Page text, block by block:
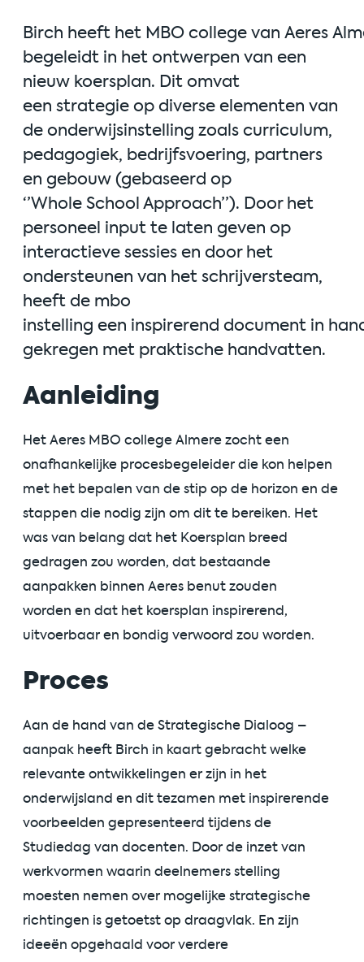
Birch heeft het MBOcollegevan Aeres
begeleidt in het ontwerpen van een
nieuw koersplan. Dit omvat
een strategieop diverse elementen van
de onderwijsinstelling zoals curriculum,
pedagogiek, bedrijfsvoering, partners
en gebouw (gebaseerd op
‘’WholeSchool Approach’’). Door het
personeel input te laten geven op
interactieve sessies en door het
ondersteunen van het schrijversteam,
heeft de mbo
instelling een inspirerend document in
gekregen met praktische handvatten.
Aanleiding
HetAeres MBO college Almere zocht een
onafhankelijke procesbegeleider die kon helpen
met het bepalen van de stip op de horizon en de
stappen die nodig zijn om dit te bereiken. Het
was van belang dat het Koersplan breed
gedragen zou worden, dat bestaande
aanpakken binnen Aeres benut zouden
worden en dat het koersplan inspirerend,
uitvoerbaar en bondig verwoord zou worden.
Proces
Aan de hand van de Strategische Dialoog –
aanpak heeft Birch in kaart gebracht welke
relevante ontwikkelingen er zijn in het
onderwijsland en dit tezamen met inspirerende
voorbeelden gepresenteerd tijdens de
Studiedag van docenten. Door de inzet van
werkvormen waarin deelnemers stelling
moesten nemen over mogelijke strategische
richtingen is getoetst op draagvlak. En zijn
ideeën opgehaald voor verdere